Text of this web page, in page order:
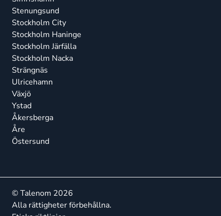
Stenungsund
Stockholm City
Stockholm Haninge
Stockholm Järfälla
Stockholm Nacka
Strängnäs
Ulricehamn
Växjö
Ystad
Åkersberga
Åre
Östersund
© Talenom 2026
Alla rättigheter förbehållna.